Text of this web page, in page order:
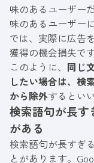
味のあるユーザー
味のあるユーザー
では、実際に広告
獲得の機会損失です
このように、 同じ
したい場合は、検
から除外するとい
検索語句が長す
がある
検索語句が長すぎ
とがあります。